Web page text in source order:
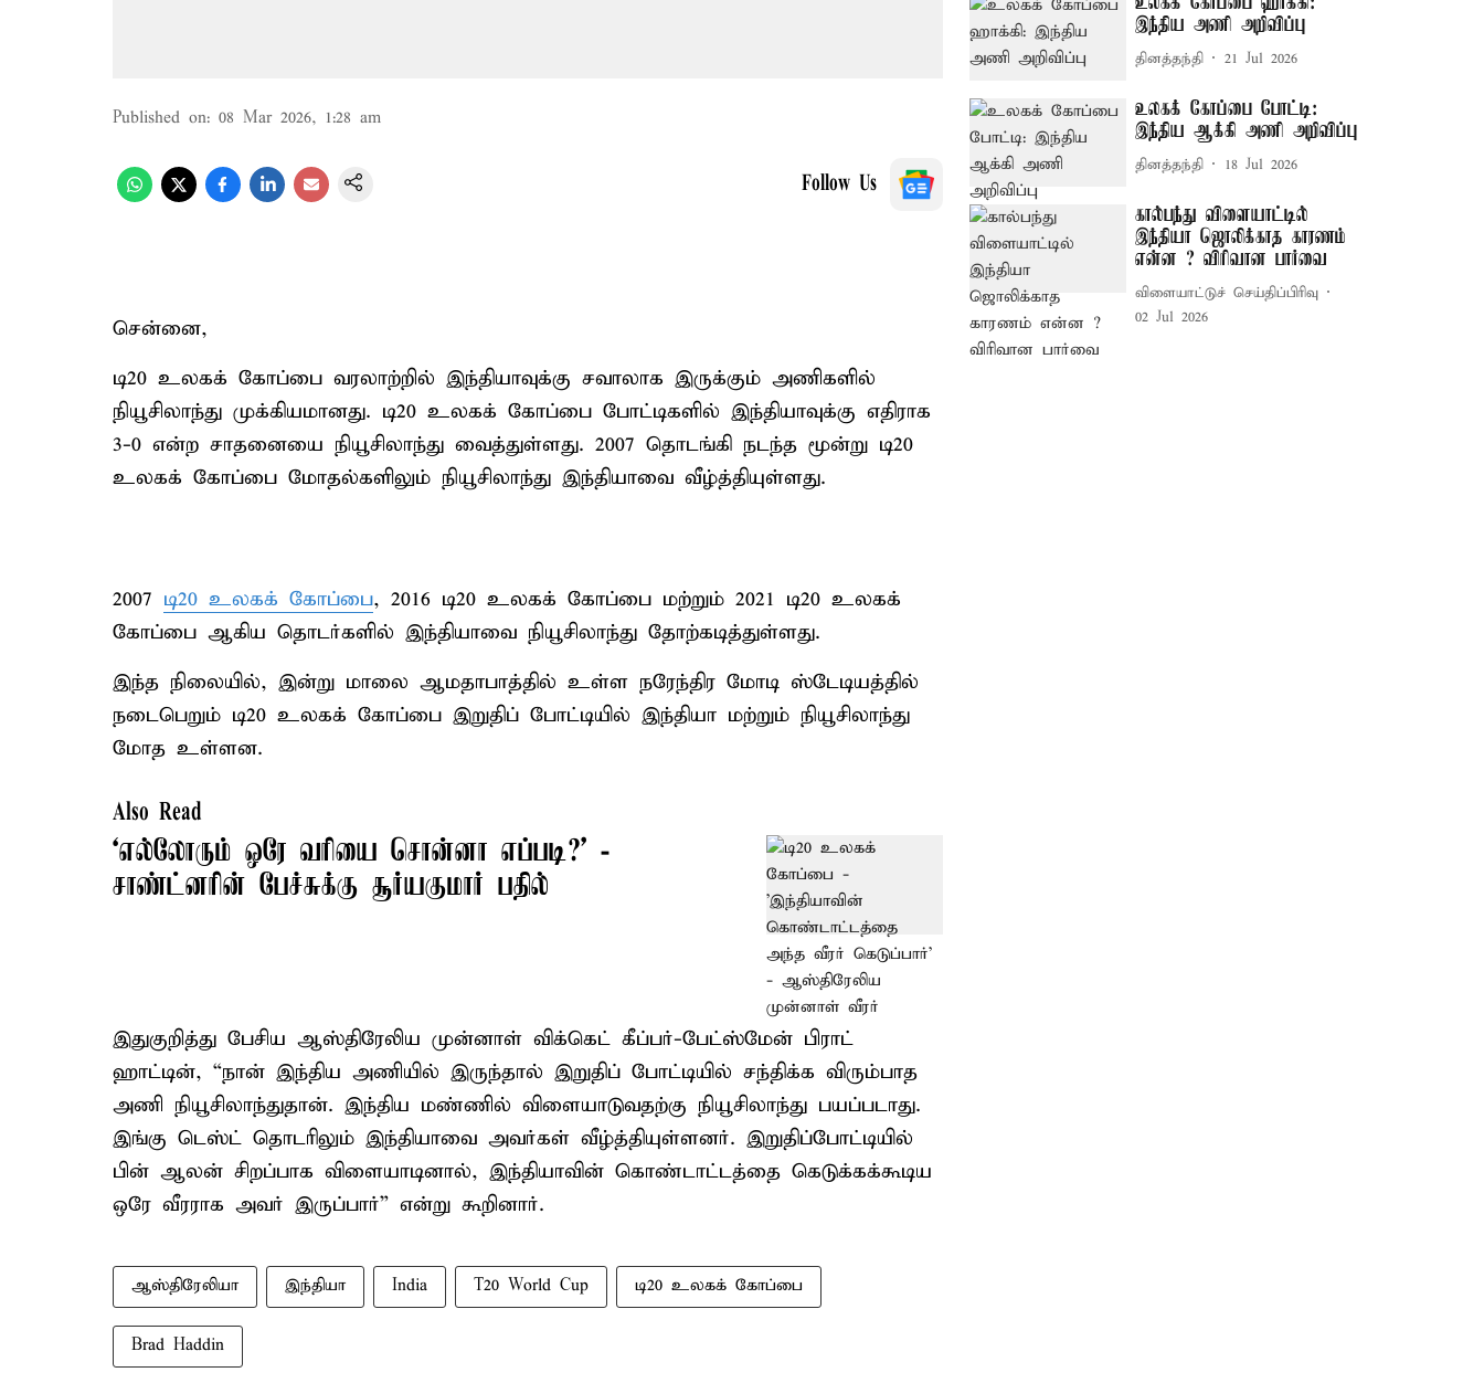
Published on: 08 Mar 2026, 1:28 am
Follow Us
சென்னை,
டி20 உலகக் கோப்பை வரலாற்றில் இந்தியாவுக்கு சவாலாக இருக்கும் அணிகளில்
நியூசிலாந்து முக்கியமானது. டி20 உலகக் கோப்பை போட்டிகளில் இந்தியாவுக்கு எதிராக
3-0 என்ற சாதனையை நியூசிலாந்து வைத்துள்ளது. 2007 தொடங்கி நடந்த மூன்று டி20
உலகக் கோப்பை மோதல்களிலும் நியூசிலாந்து இந்தியாவை வீழ்த்தியுள்ளது.
2007 டி20 உலகக் கோப்பை, 2016 டி20 உலகக் கோப்பை மற்றும் 2021 டி20 உலகக்
கோப்பை ஆகிய தொடர்களில் இந்தியாவை நியூசிலாந்து தோற்கடித்துள்ளது.
இந்த நிலையில், இன்று மாலை ஆமதாபாத்தில் உள்ள நரேந்திர மோடி ஸ்டேடியத்தில்
நடைபெறும் டி20 உலகக் கோப்பை இறுதிப் போட்டியில் இந்தியா மற்றும் நியூசிலாந்து
மோத உள்ளன.
Also Read
‘எல்லோரும் ஒரே வரியை சொன்னா எப்படி?’ -
சாண்ட்னரின் பேச்சுக்கு சூர்யகுமார் பதில்
இதுகுறித்து பேசிய ஆஸ்திரேலிய முன்னாள் விக்கெட் கீப்பர்-பேட்ஸ்மேன் பிராட்
ஹாட்டின், “நான் இந்திய அணியில் இருந்தால் இறுதிப் போட்டியில் சந்திக்க விரும்பாத
அணி நியூசிலாந்துதான். இந்திய மண்ணில் விளையாடுவதற்கு நியூசிலாந்து பயப்படாது.
இங்கு டெஸ்ட் தொடரிலும் இந்தியாவை அவர்கள் வீழ்த்தியுள்ளனர். இறுதிப்போட்டியில்
பின் ஆலன் சிறப்பாக விளையாடினால், இந்தியாவின் கொண்டாட்டத்தை கெடுக்கக்கூடிய
ஒரே வீரராக அவர் இருப்பார்” என்று கூறினார்.
ஆஸ்திரேலியா இந்தியா India T20 World Cup டி20 உலகக் கோப்பை
Brad Haddin
இந்திய அணி அறிவிப்பு
தினத்தந்தி 21 Jul 2026
உலகக் கோப்பை போட்டி:
இந்திய ஆக்கி அணி அறிவிப்பு
தினத்தந்தி 18 Jul 2026
கால்பந்து விளையாட்டில்
இந்தியா ஜொலிக்காத காரணம்
என்ன ? விரிவான பார்வை
விளையாட்டுச் செய்திப்பிரிவு
02 Jul 2026